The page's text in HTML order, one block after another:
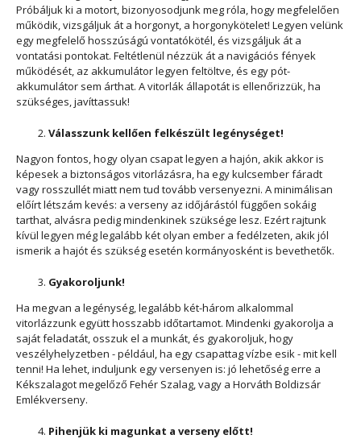
Próbáljuk ki a motort, bizonyosodjunk meg róla, hogy megfelelően
működik, vizsgáljuk át a horgonyt, a horgonykötelet! Legyen velünk
egy megfelelő hosszúságú vontatókötél, és vizsgáljuk át a
vontatási pontokat. Feltétlenül nézzük át a navigációs fények
működését, az akkumulátor legyen feltöltve, és egy pót-
akkumulátor sem árthat. A vitorlák állapotát is ellenőrizzük, ha
szükséges, javíttassuk!
Válasszunk kellően felkészült legénységet!
Nagyon fontos, hogy olyan csapat legyen a hajón, akik akkor is
képesek a biztonságos vitorlázásra, ha egy kulcsember fáradt
vagy rosszullét miatt nem tud tovább versenyezni. A minimálisan
előírt létszám kevés: a verseny az időjárástól függően sokáig
tarthat, alvásra pedig mindenkinek szüksége lesz. Ezért rajtunk
kívül legyen még legalább két olyan ember a fedélzeten, akik jól
ismerik a hajót és szükség esetén kormányosként is bevethetők.
Gyakoroljunk!
Ha megvan a legénység, legalább két-három alkalommal
vitorlázzunk együtt hosszabb időtartamot. Mindenki gyakorolja a
saját feladatát, osszuk el a munkát, és gyakoroljuk, hogy
veszélyhelyzetben - például, ha egy csapattag vízbe esik - mit kell
tenni! Ha lehet, induljunk egy versenyen is: jó lehetőség erre a
Kékszalagot megelőző Fehér Szalag, vagy a Horváth Boldizsár
Emlékverseny.
Pihenjük ki magunkat a verseny előtt!